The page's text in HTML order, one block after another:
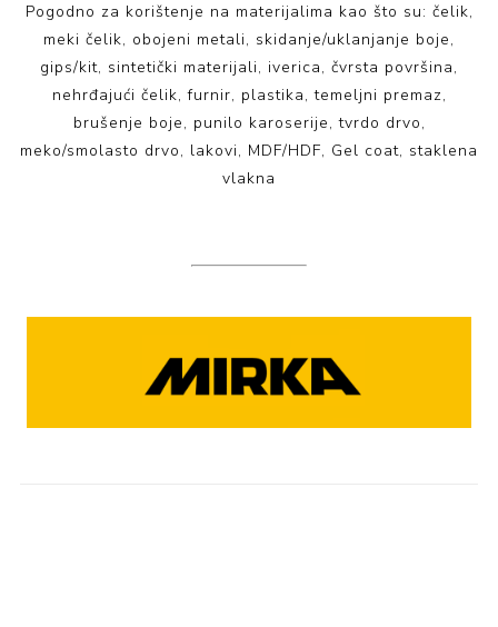
Pogodno za korištenje na materijalima kao što su: čelik,
meki čelik, obojeni metali, skidanje/uklanjanje boje,
gips/kit, sintetički materijali, iverica, čvrsta površina,
nehrđajući čelik, furnir, plastika, temeljni premaz,
brušenje boje, punilo karoserije, tvrdo drvo,
meko/smolasto drvo, lakovi, MDF/HDF, Gel coat, staklena
vlakna